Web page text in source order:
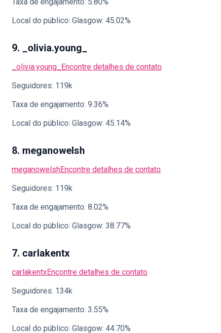
Local do público: Glasgow: 45.02%
9. _olivia.young_
_olivia.young_ Encontre detalhes de contato
Seguidores: 119k
Taxa de engajamento: 9.36%
Local do público: Glasgow: 45.14%
8. meganowelsh
meganowelshEncontre detalhes de contato
Seguidores: 119k
Taxa de engajamento: 8.02%
Local do público: Glasgow: 38.77%
7. carlakentx
carlakentxEncontre detalhes de contato
Seguidores: 134k
Taxa de engajamento: 3.55%
Local do público: Glasgow: 44.70%